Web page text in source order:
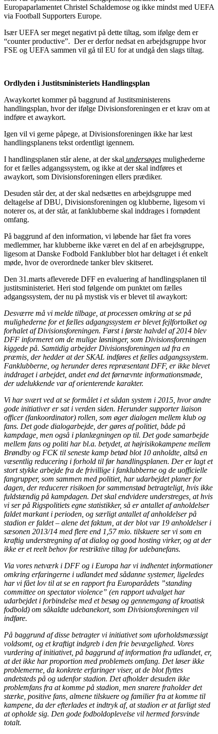
Europaparlamentet Christel Schaldemose og ikke mindst med UEFA
via Football Supporters Europe.
Især UEFA ser meget negativt på dette tiltag, som ifølge dem er
“counter productive”. Der er derfor nedsat en arbejdsgruppe hvor
FSE og UEFA sammen vil gå til EU for at undgå den slags tiltag.
Ordlyden i Justitsministeriets Handlingsplan
Awaykortet kommer på baggrund af Justitsministerens
handlingsplan, hvor der ifølge Divisionsforeningen er et krav om at
indføre et awaykort.
Igen vil vi gerne påpege, at Divisionsforeningen ikke har læst
handlingsplanens tekst ordentligt igennem.
I handlingsplanen står alene, at der skal undersøges mulighederne
for et fælles adgangssystem, og ikke at der skal indføres et
awaykort, som Divisionsforeningen ellers prædiker.
Desuden står der, at der skal nedsættes en arbejdsgruppe med
deltagelse af DBU, Divisionsforeningen og klubberne, ligesom vi
noterer os, at der står, at fanklubberne skal inddrages i fornødent
omfang.
På baggrund af den information, vi løbende har fået fra vores
medlemmer, har klubberne ikke været en del af en arbejdsgruppe,
ligesom at Danske Fodbold Fanklubber blot har deltaget i ét enkelt
møde, hvor de overordnede tanker blev skitseret.
Den 31.marts afleverede DFF en evaluering af handlingsplanen til
justitsministeriet. Heri stod følgende om punktet om fælles
adgangssystem, der nu på mystisk vis er blevet til awaykort:
Desværre må vi melde tilbage, at processen omkring at se på
mulighederne for et fælles adgangssystem er blevet fejlfortolket og
forhalet af Divisionsforeningen. Først i første halvdel af 2014 blev
DFF informeret om de mulige løsninger, som Divisionsforeningen
kiggede på. Samtidig arbejder Divisionsforeningen ud fra en
præmis, der hedder at der SKAL indføres et fælles adgangssystem.
Fanklubberne, og herunder deres repræsentant DFF, er ikke blevet
inddraget i arbejdet, andet end det førnævnte informationsmøde,
der udelukkende var af orienterende karakter.
Vi har svært ved at se formålet i et sådan system i 2015, hvor andre
gode initiativer er sat i verden siden. Herunder supporter liaison
officer (fankoordinator) rollen, som øger dialogen mellem klub og
fans. Det gode dialogarbejde, der gøres af politiet, både på
kampdage, men også i planlægningen op til. Det gode samarbejde
mellem fans og politi har bl.a. betydet, at højrisikokampene mellem
Brøndby og FCK til seneste kamp betød blot 10 anholdte, altså en
væsentlig reducering i forhold til før handlingsplanen. Der er lagt et
stort stykke arbejde fra de frivillige i fanklubberne og de uofficielle
fangrupper, som sammen med politiet, har udarbejdet planer for
dagen, der reducerer risikoen for sammenstød betragteligt, hvis ikke
fuldstændig på kampdagen. Det skal endvidere understreges, at hvis
vi ser på Rigspolitiets egne statistikker, så er antallet af anholdelser
faldet markant i perioden, og særligt antallet af anholdelser på
stadion er faldet – alene det faktum, at der blot var 19 anholdelser i
sæsonen 2013/14 med flere end 1,57 mio. tilskuere ser vi som en
kraftig understregning af at dialog og good hosting virker, og at der
ikke er et reelt behov for restriktive tiltag for udebanefans.
Via vores netværk i DFF og i Europa har vi indhentet informationer
omkring erfaringerne i udlandet med sådanne systemer, ligeledes
har vi fået lov til at se en rapport fra Europarådets ”standing
committee on spectator violence” (en rapport udvalget har
udarbejdet i forbindelse med et besøg og gennemgang af kroatisk
fodbold) om såkaldte udebanekort, som Divisionsforeningen vil
indføre.
På baggrund af disse betragter vi initiativet som uforholdsmæssigt
voldsomt, og et kraftigt indgreb i den frie bevægelighed. Vores
vurdering af initiativet, på baggrund af information fra udlandet, er,
at det ikke har proportion med problemets omfang. Det løser ikke
problemerne, da konkrete erfaringer viser, at de blot flyttes
andetsteds på og udenfor stadion. Det afholder desuden ikke
problemfans fra at komme på stadion, men snarere fraholder det
stærke, positive fans, almene tilskuere og familier fra at komme til
kampene, da der efterlades et indtryk af, at stadion er at farligt sted
at opholde sig. Den gode fodboldoplevelse vil hermed forsvinde
totalt.